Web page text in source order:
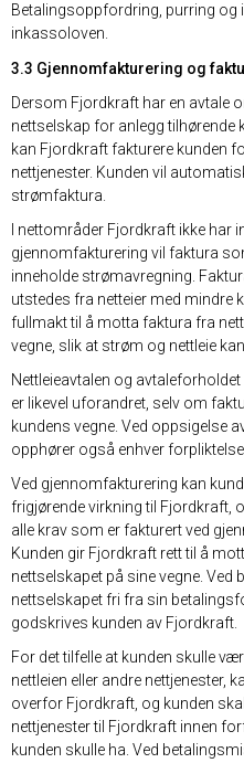
Betalingsoppfordring, purring
inkassoloven.
3.3 Gjennomfakturering og
Dersom Fjordkraft har en avtale
nettselskap for anlegg tilhørende
kan Fjordkraft fakturere kunden
nettjenester. Kunden vil
strømfaktura.
I nettområder Fjordkraft ikke har
gjennomfakturering vil faktura
inneholde strømavregning.
utstedes fra netteier med
fullmakt til å motta faktura fra
vegne, slik at strøm og nettleie
Nettleieavtalen og
er likevel uforandret, selv om
kundens vegne. Ved oppsigelse
opphører også enhver
Ved gjennomfakturering kan
frigjørende virkning til Fjordkraft,
alle krav som er fakturert ved
Kunden gir Fjordkraft rett til å
nettselskapet på sine vegne. Ved
nettselskapet fri fra sin
godskrives kunden av Fjordkraft.
For det tilfelle at kunden skulle
nettleien eller andre nettjenester,
overfor Fjordkraft, og kunden
nettjenester til Fjordkraft innen
kunden skulle ha. Ved